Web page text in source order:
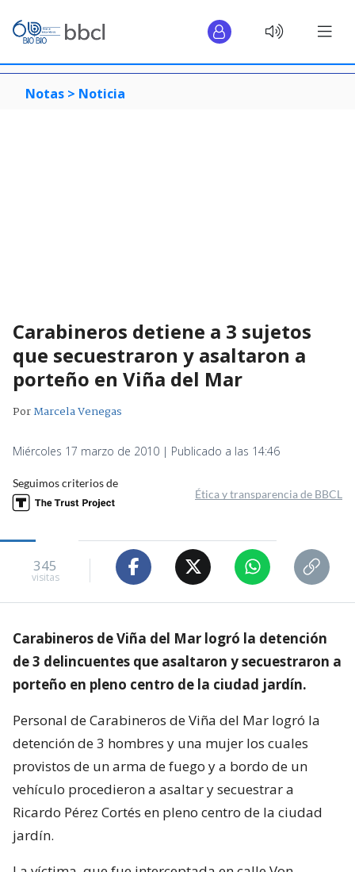
Notas > Noticia
Carabineros detiene a 3 sujetos
que secuestraron y asaltaron a
porteño en Viña del Mar
PorMarcela Venegas
Miércoles 17 marzo de 2010 | Publicado a las 14:46
Seguimos criterios de
Ética y transparencia de BBCL
345
visitas
Carabineros de Viña del Mar logró la detención
de 3 delincuentes que asaltaron y secuestraron a
porteño en pleno centro de la ciudad jardín.
Personal de Carabineros de Viña del Mar logró la
detención de 3 hombres y una mujer los cuales
provistos de un arma de fuego y a bordo de un
vehículo procedieron a asaltar y secuestrar a
Ricardo Pérez Cortés en pleno centro de la ciudad
jardín.